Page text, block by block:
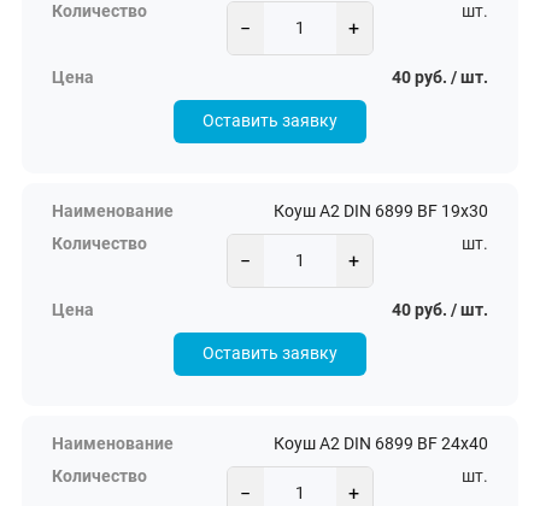
− +
шт.
40 руб. / шт.
Оставить заявку
Коуш А2 DIN 6899 BF 19х30
− +
шт.
40 руб. / шт.
Оставить заявку
Коуш А2 DIN 6899 BF 24х40
− +
шт.